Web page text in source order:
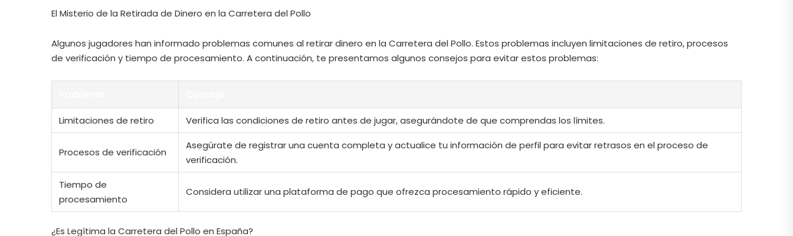
El Misterio de la Retirada de Dinero en la Carretera del Pollo
Algunos jugadores han informado problemas comunes al retirar dinero en la Carretera del Pollo. Estos problemas incluyen limitaciones de retiro, procesos
de verificación y tiempo de procesamiento. A continuación, te presentamos algunos consejos para evitar estos problemas:
Limitaciones de retiro Verifica las condiciones de retiro antes de jugar, asegurándote de que comprendas los límites.
Procesos de verificación
Asegúrate de registrar una cuenta completa y actualice tu información de perfil para evitar retrasos en el proceso de
verificación.
Tiempo de
procesamiento
Considera utilizar una plataforma de pago que ofrezca procesamiento rápido y eficiente.
¿Es Legítima la Carretera del Pollo en España?